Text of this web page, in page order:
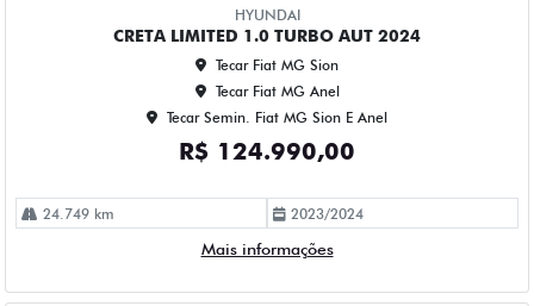
HYUNDAI
CRETA LIMITED 1.0 TURBO AUT 2024
Tecar Fiat MG Sion
Tecar Fiat MG Anel
Tecar Semin. Fiat MG Sion E Anel
R$ 124.990,00
24.749 km 2023/2024
Mais informações